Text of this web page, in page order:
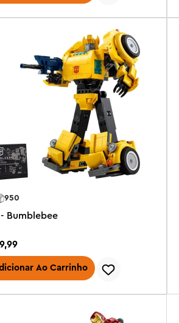
950
- Bumblebee
,99
Ao Carrinho